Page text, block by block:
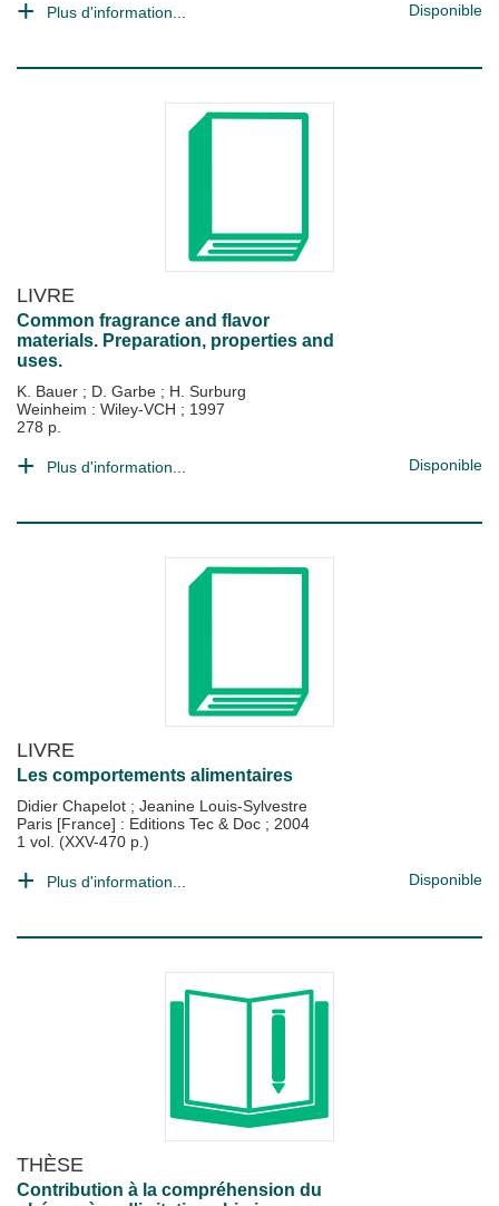
Plus d'information... Disponible
LIVRE
Common fragrance and flavor
materials. Preparation, properties and
uses.
K. Bauer ; D. Garbe ; H. Surburg
Weinheim : Wiley-VCH ; 1997
278 p.
Plus d'information... Disponible
LIVRE
Les comportements alimentaires
Didier Chapelot ; Jeanine Louis-Sylvestre
Paris [France] : Editions Tec & Doc ; 2004
1 vol. (XXV-470 p.)
Plus d'information... Disponible
THÈSE
Contribution à la compréhension du